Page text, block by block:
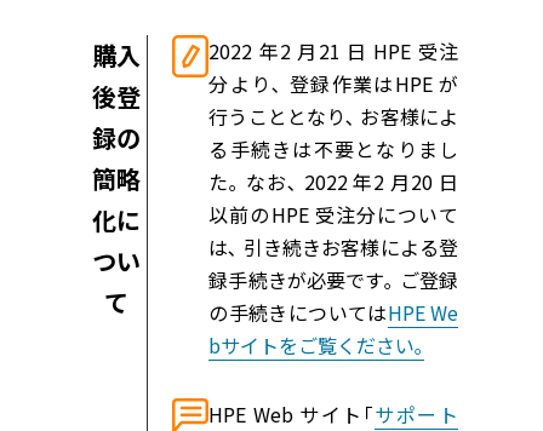
購入
後登
録の
簡略
化に
つい
て
2022 年2 月21 日 HPE 受注
分より､ 登録作業はHPE が
行うこととなり､ お客様によ
る手続きは不要となりまし
た｡ なお､ 2022 年2 月20 日
以前のHPE 受注分について
は､ 引き続きお客様による登
録手続きが必要です｡ ご登録
の手続きについてはHPE We
bサイトをご覧ください｡
HPE Web サイト｢サポート